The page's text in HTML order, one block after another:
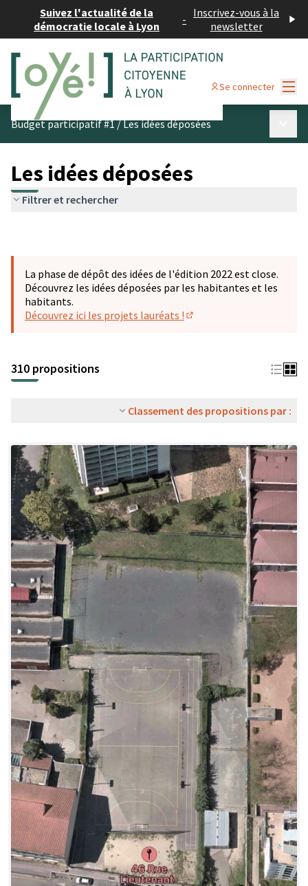
Suivez l'actualité de la
démocratie locale à Lyon
- Inscrivez-vous à la
newsletter
Se connecter
Budget participatif #1/Les idées déposées
Les idées déposées
Filtrer et rechercher
La phase de dépôt des idées de l'édition 2022 est close.
Découvrez les idées déposées par les habitantes et les
habitants.
Découvrez ici les projets lauréats !
310 propositions
Classement des propositions par :